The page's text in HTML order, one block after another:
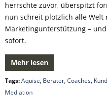
herrschte zuvor, überspitzt
nun schreit plötzlich alle Welt
Marketingunterstützung –
sofort.
Mehr lesen
Tags:Aquise, Berater, Coaches,
Mediation